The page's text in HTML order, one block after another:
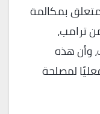
بمكالمة
ترامب،
وأن هذه
لمصلحة